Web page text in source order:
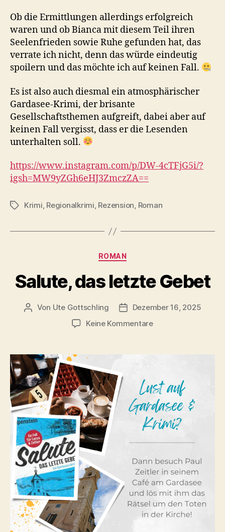
Ob die Ermittlungen allerdings erfolgreich
waren und ob Bianca mit diesem Teil ihren
Seelenfrieden sowie Ruhe gefunden hat, das
verrate ich nicht, denn das würde eindeutig
spoilern und das möchte ich auf keinen Fall.
Es ist also auch diesmal ein atmosphärischer
Gardasee-Krimi, der brisante
Gesellschaftsthemen aufgreift, dabei aber auf
keinen Fall vergisst, dass er die Lesenden
unterhalten soll.
https://www.instagram.com/p/DW-4cTFjG5i/?
igsh=MW9yZGh6eHJ3ZmczZA==
Schlagwörter
Krimi, Regionalkrimi, Rezension, Roman
Kategorien
ROMAN
Salute, das letzte Gebet
Beitragsautor
Von Ute Gottschling Veröffentlichungsdatum
Dezember 16, 2025
Keine Kommentarezu